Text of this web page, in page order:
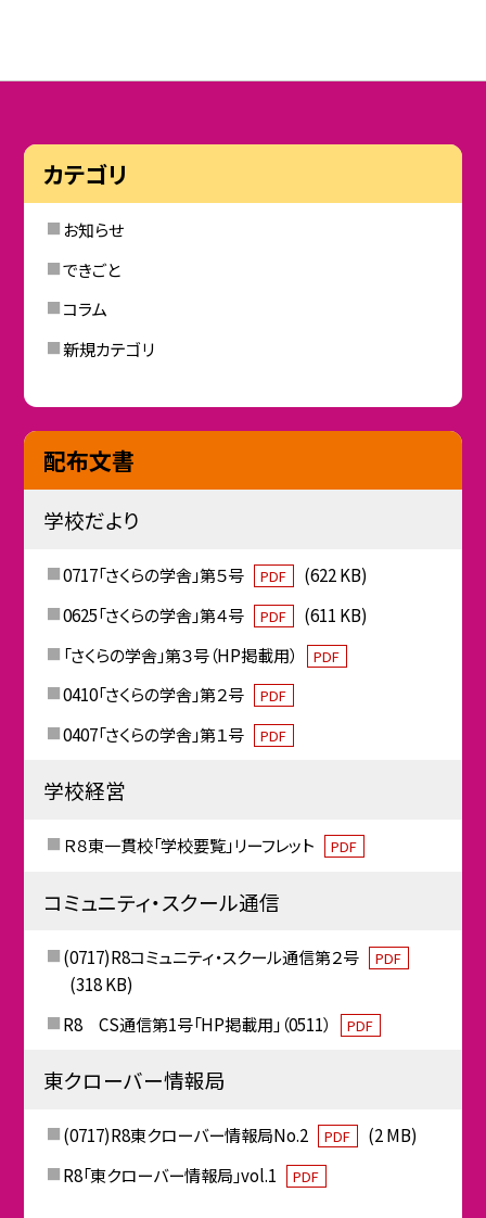
カテゴリ
お知らせ
できごと
コラム
新規カテゴリ
配布文書
学校だより
0717「さくらの学舎」第５号 PDF
(622 KB)
0625「さくらの学舎」第４号
PDF
(611 KB)
「さくらの学舎」第３号（HP掲載用）
PDF
0410「さくらの学舎」第２号 PDF
0407「さくらの学舎」第１号 PDF
学校経営
Ｒ８東一貫校「学校要覧」リーフレット PDF
コミュニティ・スクール通信
(0717)R8コミュニティ・スクール通信第２号 PDF
(318 KB)
R8 CS通信第1号「HP掲載用」（0511）
PDF
東クローバー情報局
(0717)R8東クローバー情報局No.2 PDF
(2 MB)
R8「東クローバー情報局」vol.1
PDF